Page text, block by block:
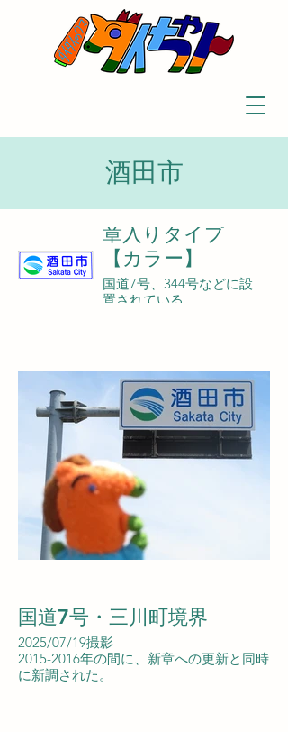
酒田市
章入りタイプ
【カラー】
国道7号、344号などに設
置されている。
国道7号・三川町境界
2025/07/19撮影
2015-2016年の間に、新章への更新と同時
に新調された。